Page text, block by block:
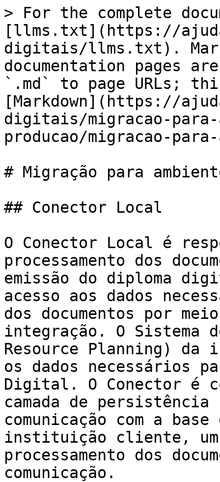
> For the complete
[llms.txt](https://
digitais/llms.txt).
documentation pages
`.md` to page URLs;
[Markdown](https://
digitais/migracao-para-
producao/migracao-
# Migração para
## Conector Local
O Conector Local é
processamento dos
emissão do diploma
acesso aos dados
dos documentos por
integração. O Sistema
Resource Planning)
os dados necessários
Digital. O Conector é
camada de
comunicação com a
instituição cliente, um
processamento dos
comunicação.